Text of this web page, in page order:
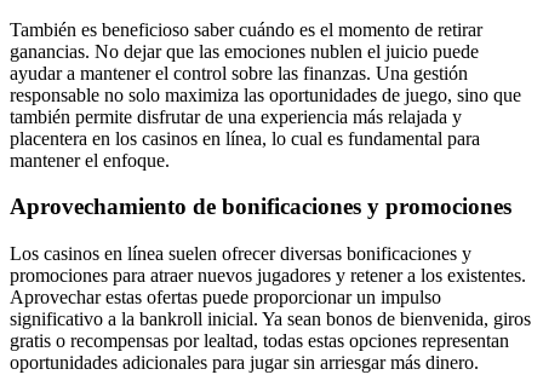
También es beneficioso saber cuándo es el momento de retirar
ganancias. No dejar que las emociones nublen el juicio puede
ayudar a mantener el control sobre las finanzas. Una gestión
responsable no solo maximiza las oportunidades de juego, sino que
también permite disfrutar de una experiencia más relajada y
placentera en los casinos en línea, lo cual es fundamental para
mantener el enfoque.
Aprovechamiento de bonificaciones y promociones
Los casinos en línea suelen ofrecer diversas bonificaciones y
promociones para atraer nuevos jugadores y retener a los existentes.
Aprovechar estas ofertas puede proporcionar un impulso
significativo a la bankroll inicial. Ya sean bonos de bienvenida, giros
gratis o recompensas por lealtad, todas estas opciones representan
oportunidades adicionales para jugar sin arriesgar más dinero.